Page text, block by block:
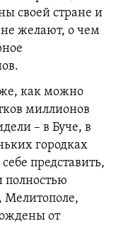
своей стране и
не желают, о чем
как можно
миллионов
– в Буче, в
городках
представить,
полностью
Мелитополе,
от